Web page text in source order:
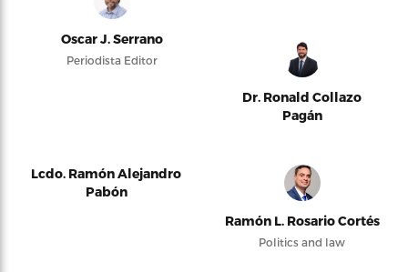
Oscar J. Serrano
Periodista Editor
Dr. Ronald Collazo
Pagán
Lcdo. Ramón Alejandro
Pabón
Ramón L. Rosario Cortés
Politics and law